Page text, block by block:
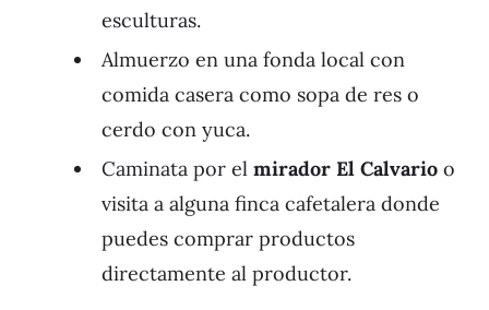
esculturas.
Almuerzo en una fonda local con
comida casera como sopa de res o
cerdo con yuca.
Caminata por el mirador El Calvario o
visita a alguna finca cafetalera donde
puedes comprar productos
directamente al productor.